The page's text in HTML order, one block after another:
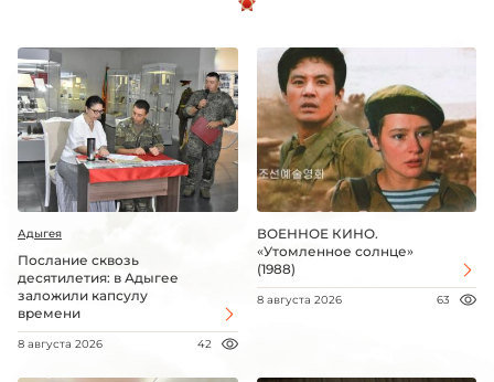
Адыгея
Послание сквозь
десятилетия: в Адыгее
заложили капсулу
времени
8 августа 2026 42
ВОЕННОЕ КИНО.
«Утомленное солнце»
(1988)
8 августа 2026 63